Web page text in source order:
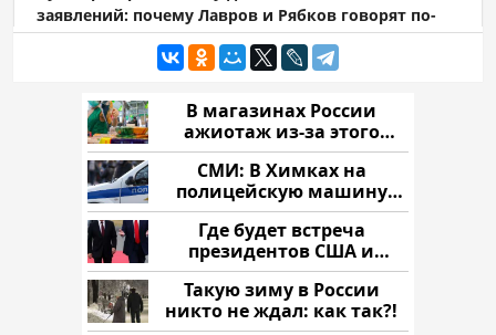
В магазинах России
ажиотаж из-за этого
продукта: что купить?
СМИ: В Химках на
полицейскую машину
напали и подожгли.
Где будет встреча
президентов США и
России: Европа?
Такую зиму в России
никто не ждал: как так?!